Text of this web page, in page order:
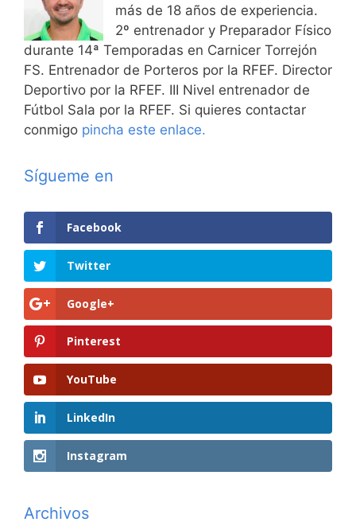
más de 18 años de experiencia.
2º entrenador y Preparador Físico
durante 14ª Temporadas en Carnicer Torrejón
FS. Entrenador de Porteros por la RFEF. Director
Deportivo por la RFEF. III Nivel entrenador de
Fútbol Sala por la RFEF. Si quieres contactar
conmigo pincha este enlace.
Sígueme en
Facebook
Twitter
Google+
Pinterest
YouTube
LinkedIn
Instagram
Archivos